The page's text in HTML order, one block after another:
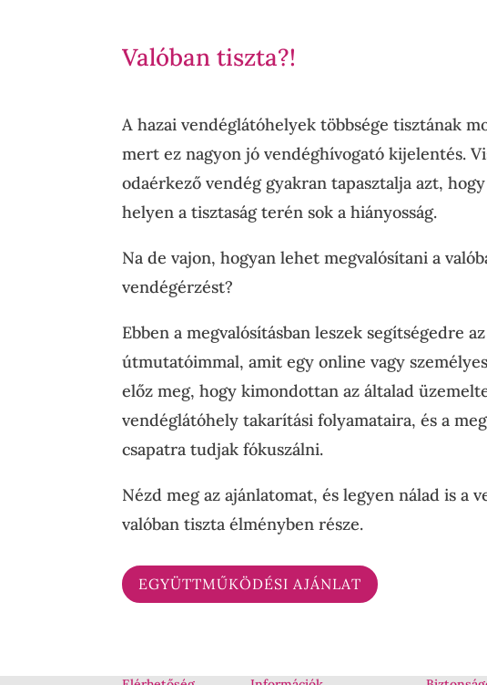
Valóban tiszta?!
A hazai vendéglátóhelyek többsége tisztának
mert ez nagyon jó vendéghívogató kijelentés.
odaérkező vendég gyakran tapasztalja azt,
helyen a tisztaság terén sok a hiányosság.
Na de vajon, hogyan lehet megvalósítani a
vendégérzést?
Ebben a megvalósításban leszek segítségedre az
útmutatóimmal, amit egy online vagy
előz meg, hogy kimondottan az általad
vendéglátóhely takarítási folyamataira, és a
csapatra tudjak fókuszálni.
Nézd meg az ajánlatomat, és legyen nálad is a
valóban tiszta élményben része.
EGYÜTTMŰKÖDÉSI AJÁNLAT